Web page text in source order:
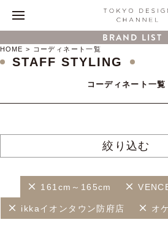
BRAND LIST
HOME コーディネート一覧
STAFF STYLING
コーディネート一覧
絞り込む
161cm～165cm
ikkaイオンタウン防府店 オ